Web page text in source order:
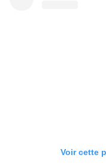
Voir cette